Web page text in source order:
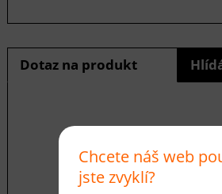
Dotaz na produkt
Chcete náš web
jste zvyklí?